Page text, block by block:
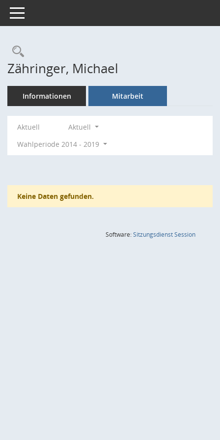
Toggle navigation
Rechercheauswahl
Zähringer, Michael
Informationen Mitarbeit
Aktuell
Aktuell
Wahlperiode 2014 - 2019
Keine Daten gefunden.
Software:SitzungsdienstSession(Wird in